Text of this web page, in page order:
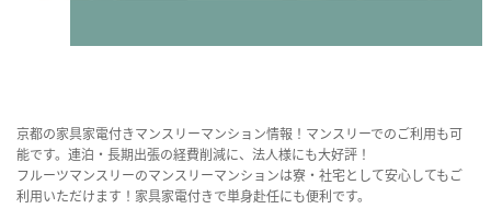
京都の家具家電付きマンスリーマンション情報！マンスリーでのご利用も可
能です。連泊・長期出張の経費削減に、法人様にも大好評！
フルーツマンスリーのマンスリーマンションは寮・社宅として安心してもご
利用いただけます！家具家電付きで単身赴任にも便利です。